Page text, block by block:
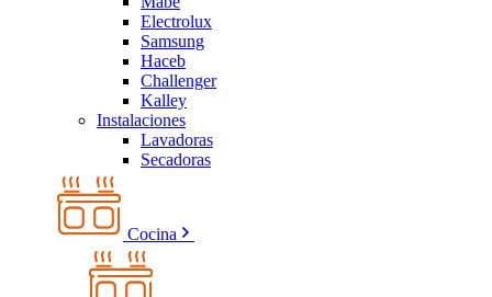
Electrolux
Samsung
Haceb
Challenger
Kalley
Instalaciones
Lavadoras
Secadoras
Cocina